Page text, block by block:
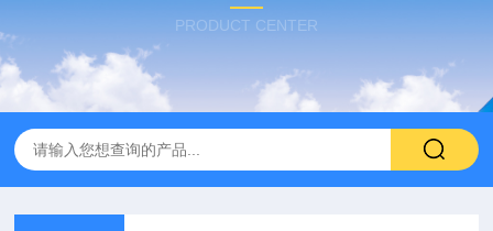
PRODUCT CENTER